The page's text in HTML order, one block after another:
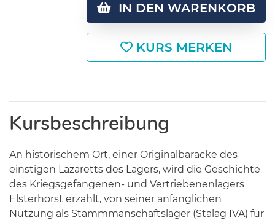
IN DEN WARENKORB
KURS MERKEN
Kursbeschreibung
An historischem Ort, einer Originalbaracke des
einstigen Lazaretts des Lagers, wird die Geschichte
des Kriegsgefangenen- und Vertriebenenlagers
Elsterhorst erzählt, von seiner anfänglichen
Nutzung als Stammmanschaftslager (Stalag IVA) für